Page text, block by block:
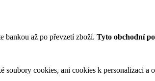
bankou až po převzetí zboží. Tyto obchodní
cookies, ani cookies k personalizaci